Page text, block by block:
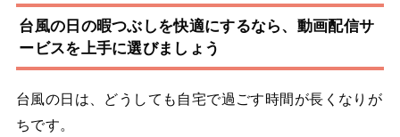
台風の日の暇つぶしを快適にするなら、動画配信サ
ービスを上手に選びましょう
台風の日は、どうしても自宅で過ごす時間が長くなりが
ちです。